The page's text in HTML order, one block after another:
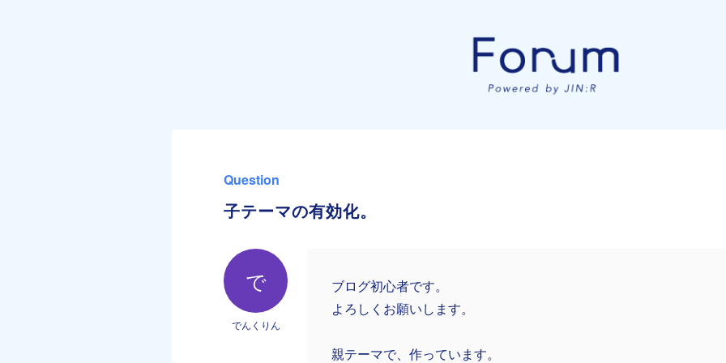
Question
子テーマの有効化。
で
でんくりん
ブログ初心者です。
よろしくお願いします。
親テーマで、作っています。